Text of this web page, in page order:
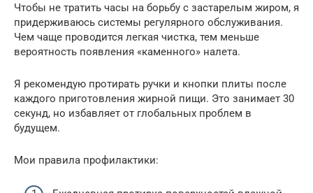
Чтобы не тратить часы на борьбу с застарелым жиром, я
придерживаюсь системы регулярного обслуживания.
Чем чаще проводится легкая чистка, тем меньше
вероятность появления «каменного» налета.
Я рекомендую протирать ручки и кнопки плиты после
каждого приготовления жирной пищи. Это занимает 30
секунд, но избавляет от глобальных проблем в
будущем.
Мои правила профилактики: